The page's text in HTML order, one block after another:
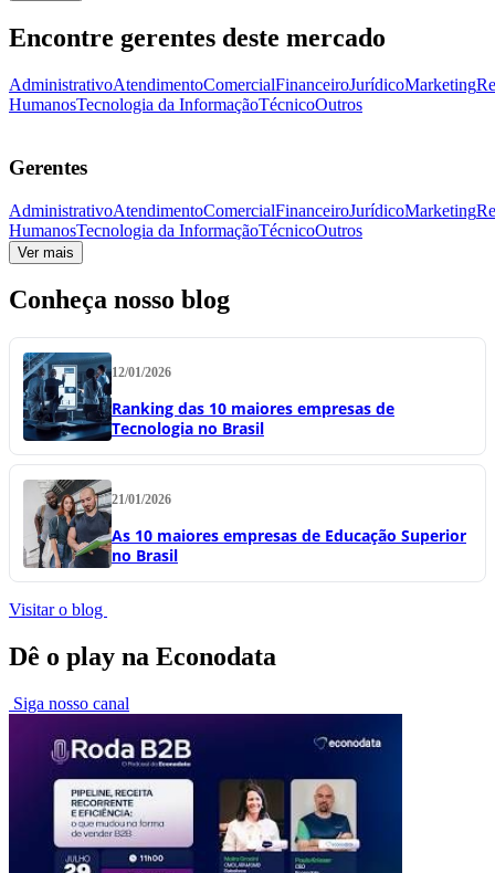
Encontre gerentes deste mercado
AdministrativoAtendimentoComercialFinanceiroJurídicoMarketing
HumanosTecnologia da InformaçãoTécnicoOutros
Gerentes
AdministrativoAtendimentoComercialFinanceiroJurídicoMarketing
HumanosTecnologia da InformaçãoTécnicoOutros
Ver mais
Conheça nosso blog
12/01/2026
Ranking das 10 maiores empresas de
Tecnologia no Brasil
21/01/2026
As 10 maiores empresas de Educação Superior
no Brasil
Visitar o blog
Dê o play na Econodata
Siga nosso canal